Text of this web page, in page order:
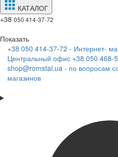
КАТАЛОГ
+38 050 414-37-72
Показать
+38 050 414-37-72 - Интернет-
Центральный офис +38 050 468-
shop@romstal.ua - по вопросам
магазинов